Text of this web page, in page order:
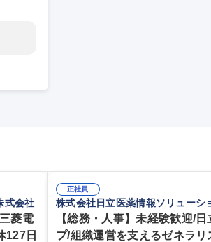
式会社
菱電
127日
正社員
株式会社日立医薬情報ソリューシ
【総務・人事】未経験歓迎/日
プ/組織運営を支えるゼネラリ